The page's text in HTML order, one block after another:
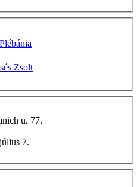
Zsolt
u. 77.
8. és július 7.